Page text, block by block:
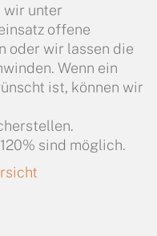
wir unter
offene
oder wir lassen die
Wenn ein
ist, können wir
sind möglich.